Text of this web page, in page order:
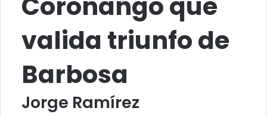
valida triunfo de
Barbosa
Jorge Ramírez